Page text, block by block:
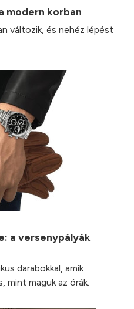
modern korban
változik, és nehéz lépést
a versenypályák
darabokkal, amik
mint maguk az órák.